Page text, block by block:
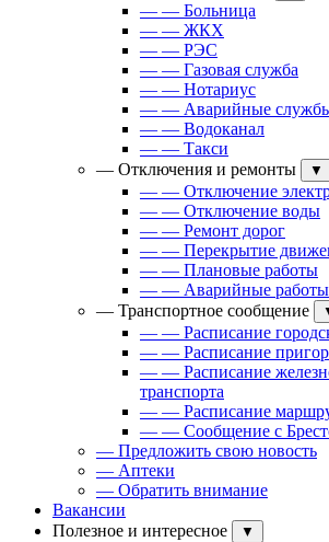
— — Больница
— — ЖКХ
— — РЭС
— — Газовая служба
— — Нотариус
— — Аварийные
— — Водоканал
— — Такси
— Отключения и ремонты
▼
— — Отключение
— — Отключение воды
— — Ремонт дорог
— — Перекрытие
— — Плановые работы
— — Аварийные работы
— Транспортное сообщение
— — Расписание
— — Расписание
— — Расписание
транспорта
— — Расписание
— — Сообщение с
— Предложить свою новость
— Аптеки
— Обратить внимание
Вакансии
Полезное и интересное
▼